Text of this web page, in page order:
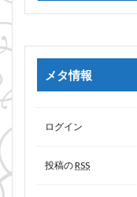
メタ情報
ログイン
投稿のRSS